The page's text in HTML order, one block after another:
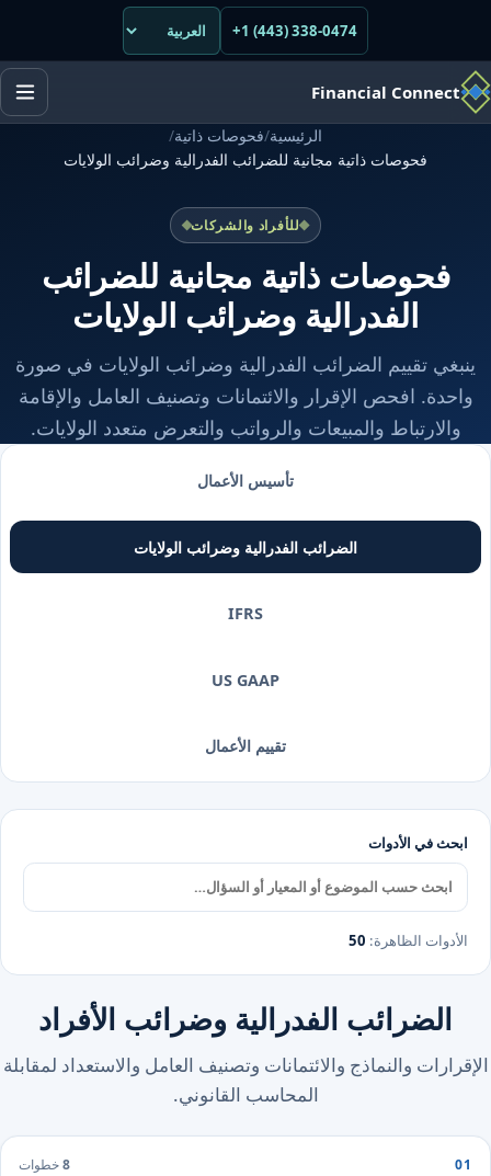
+1 (443) 338-0474
Financial Connect
الرئيسية/فحوصات ذاتية/
فحوصات ذاتية مجانية للضرائب الفدرالية وضرائب الولايات
للأفراد والشركات
فحوصات ذاتية مجانية للضرائب
الفدرالية وضرائب الولايات
ينبغي تقييم الضرائب الفدرالية وضرائب الولايات في صورة
واحدة. افحص الإقرار والائتمانات وتصنيف العامل والإقامة
والارتباط والمبيعات والرواتب والتعرض متعدد الولايات.
تأسيس الأعمال
الضرائب الفدرالية وضرائب الولايات
IFRS
US GAAP
تقييم الأعمال
ابحث في الأدوات
الأدوات الظاهرة:
50
الضرائب الفدرالية وضرائب الأفراد
الإقرارات والنماذج والائتمانات وتصنيف العامل والاستعداد لمقابلة
المحاسب القانوني.
01
8خطوات